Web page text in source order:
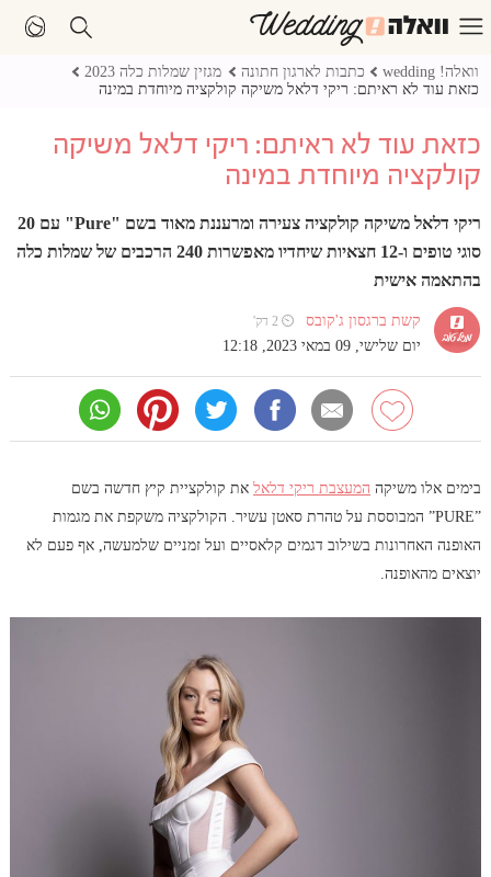
וואלה! wedding כתבות לארגון חתונה
מגזין שמלות כלה 2023
כזאת עוד לא ראיתם: ריקי דלאל משיקה קולקציה מיוחדת במינה
כזאת עוד לא ראיתם: ריקי דלאל משיקה
קולקציה מיוחדת במינה
ריקי דלאל משיקה קולקציה צעירה ומרעננת מאוד בשם "Pure" עם 20
סוגי טופים ו-12 חצאיות שיחדיו מאפשרות 240 הרכבים של שמלות כלה
בהתאמה אישית
קשת ברגסון ג'קובס ⏲ 2 דק'
יום שלישי, 09 במאי 2023, 12:18
בימים אלו משיקה המעצבת ריקי דלאלאת קולקציית קיץ חדשה בשם
”PURE” המבוססת על טהרת סאטן עשיר. הקולקציה משקפת את מגמות
האופנה האחרונות בשילוב דגמים קלאסיים ועל זמניים שלמעשה, אף פעם לא
יוצאים מהאופנה.